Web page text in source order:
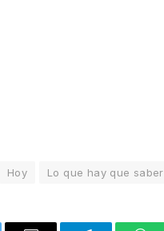
Hoy Lo que hay que saber